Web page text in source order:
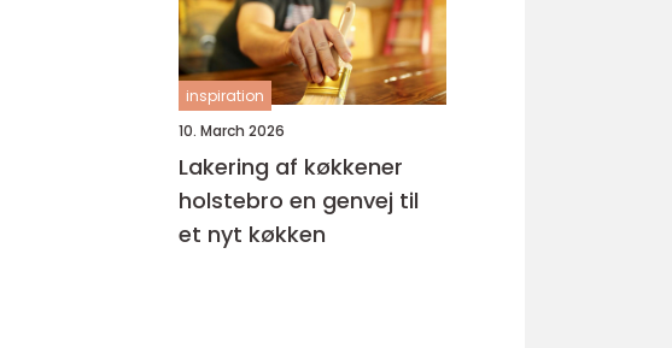
inspiration
10. March 2026
Lakering af køkkener
holstebro en genvej til
et nyt køkken